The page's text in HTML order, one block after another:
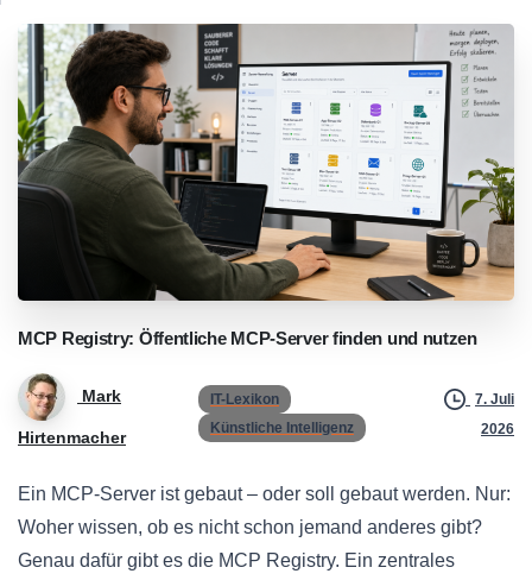
MCP Registry: Öffentliche MCP-Server finden und nutzen
Mark
Hirtenmacher
IT-Lexikon
Künstliche Intelligenz
7. Juli
2026
Ein MCP-Server ist gebaut – oder soll gebaut werden. Nur:
Woher wissen, ob es nicht schon jemand anderes gibt?
Genau dafür gibt es die MCP Registry. Ein zentrales